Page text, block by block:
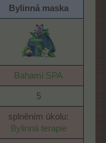
Bylinná maska
Bahami SPA
5​
splněním úkolu:
Bylinná terapie